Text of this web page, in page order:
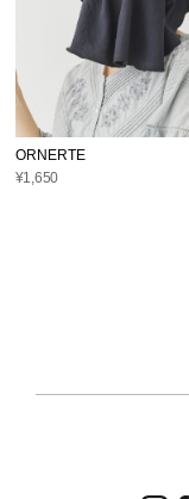
ORNERTE
¥1,650